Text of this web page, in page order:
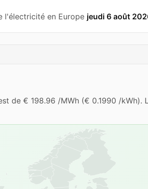
l'électricité en Europe jeudi 6 août
de € 198.96 /MWh (€ 0.1990 /